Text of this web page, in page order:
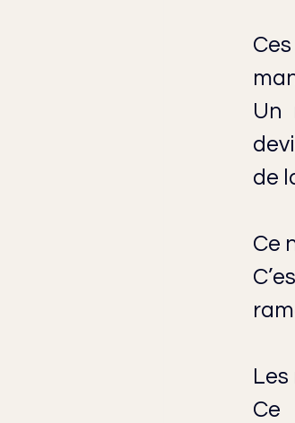
Un
de
Ce
Ce